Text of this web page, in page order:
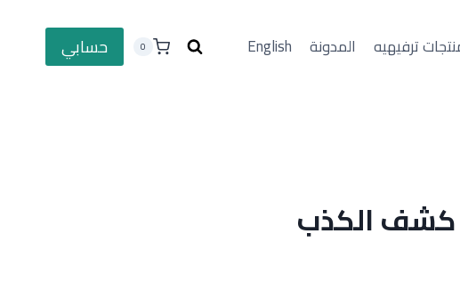
ترفيهيه المدونة English
0 حسابي
كشف الكذب